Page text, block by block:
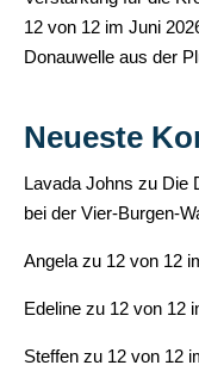
12 von 12 im Juni
Donauwelle aus der
Neueste
Lavada Johns zu Die
bei der Vier-Burgen-
Angela zu 12 von 12
Edeline zu 12 von 12
Steffen zu 12 von 12